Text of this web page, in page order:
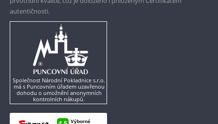
autentičnosti.
Společnost Národní Pokladnice s.r.o.
má s Puncovním úřadem uzavřenou
dohodu o umožnění anonymních
kontrolních nákupů.